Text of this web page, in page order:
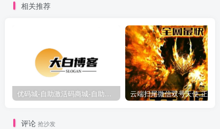
相关推荐
优码城-自助激活码商城-自助购卡点击-激活码24小时自助发卡地址
评论 抢沙发